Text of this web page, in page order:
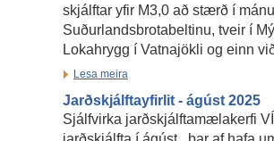
skjálftar yfir M3,0 að stærð í
Suðurlandsbrotabeltinu, tveir í
Lokahrygg í Vatnajökli og einn
Lesa meira
Jarðskjálftayfirlit - ágúst 2025
Sjálfvirka jarðskjálftamælakerfi